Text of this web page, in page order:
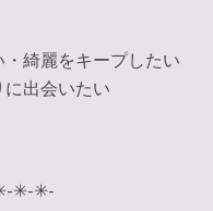
綺麗をキープしたい
出会いたい
✳︎-✳︎-